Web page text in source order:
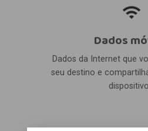
Dados
Dados da Internet que
seu destino e